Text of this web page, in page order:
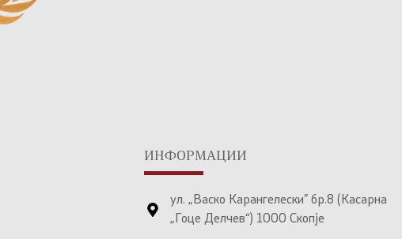
ИНФОРМАЦИИ
ул. „Васко Карангелески” бр.8 (Касарна
„Гоце Делчев“) 1000 Скопје